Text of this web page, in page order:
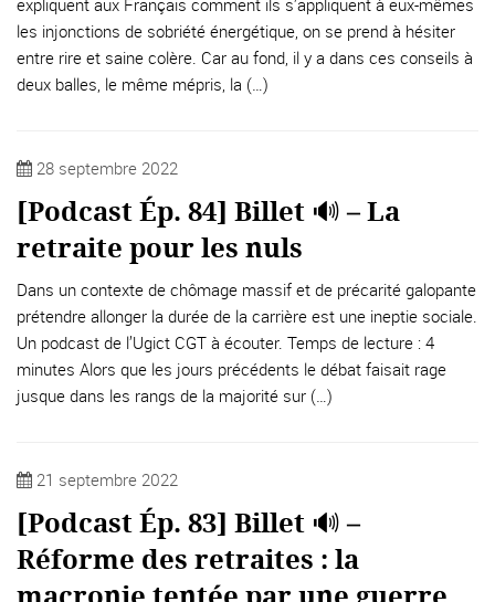
expliquent aux Français comment ils s’appliquent à eux-mêmes
les injonctions de sobriété énergétique, on se prend à hésiter
entre rire et saine colère. Car au fond, il y a dans ces conseils à
deux balles, le même mépris, la (…)
28 septembre 2022
[Podcast Ép. 84] Billet 🔊 – La
retraite pour les nuls
Dans un contexte de chômage massif et de précarité galopante
prétendre allonger la durée de la carrière est une ineptie sociale.
Un podcast de l’Ugict CGT à écouter. Temps de lecture : 4
minutes Alors que les jours précédents le débat faisait rage
jusque dans les rangs de la majorité sur (…)
21 septembre 2022
[Podcast Ép. 83] Billet 🔊 –
Réforme des retraites : la